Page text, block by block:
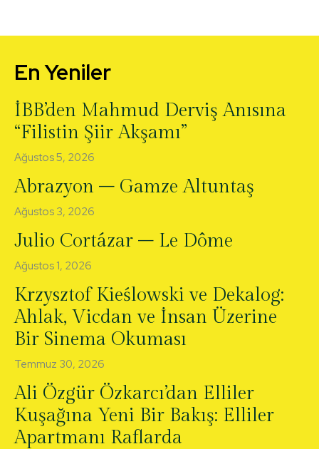
En Yeniler
İBB’den Mahmud Derviş Anısına
“Filistin Şiir Akşamı”
Ağustos 5, 2026
Abrazyon – Gamze Altuntaş
Ağustos 3, 2026
Julio Cortázar – Le Dôme
Ağustos 1, 2026
Krzysztof Kieślowski ve Dekalog:
Ahlak, Vicdan ve İnsan Üzerine
Bir Sinema Okuması
Temmuz 30, 2026
Ali Özgür Özkarcı’dan Elliler
Kuşağına Yeni Bir Bakış: Elliler
Apartmanı Raflarda